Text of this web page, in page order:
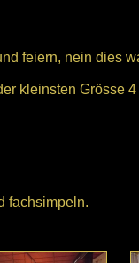
feiern, nein dies
kleinsten Grösse 4
fachsimpeln.